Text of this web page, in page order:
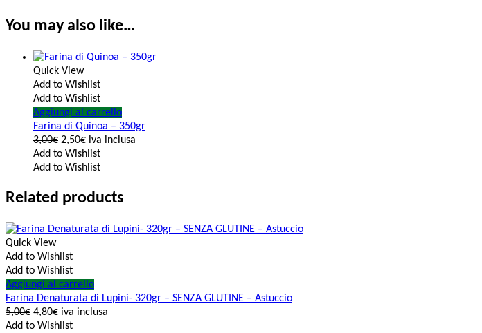
You may also like…
Quick View
Add to Wishlist
Add to Wishlist
Aggiungi al carrello
Farina di Quinoa – 350gr
3,00€ 2,50€ iva inclusa
Add to Wishlist
Add to Wishlist
Related products
Quick View
Add to Wishlist
Add to Wishlist
Aggiungi al carrello
Farina Denaturata di Lupini- 320gr – SENZA GLUTINE – Astuccio
5,00€ 4,80€ iva inclusa
Add to Wishlist